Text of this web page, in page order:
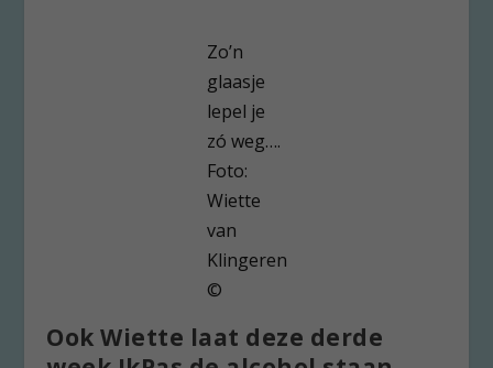
Zo’n
glaasje
lepel je
zó weg….
Foto:
Wiette
van
Klingeren
©
Ook Wiette laat deze derde